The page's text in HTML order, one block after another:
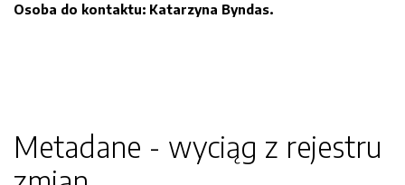
Osoba do kontaktu: Katarzyna Byndas.
Metadane - wyciąg z rejestru